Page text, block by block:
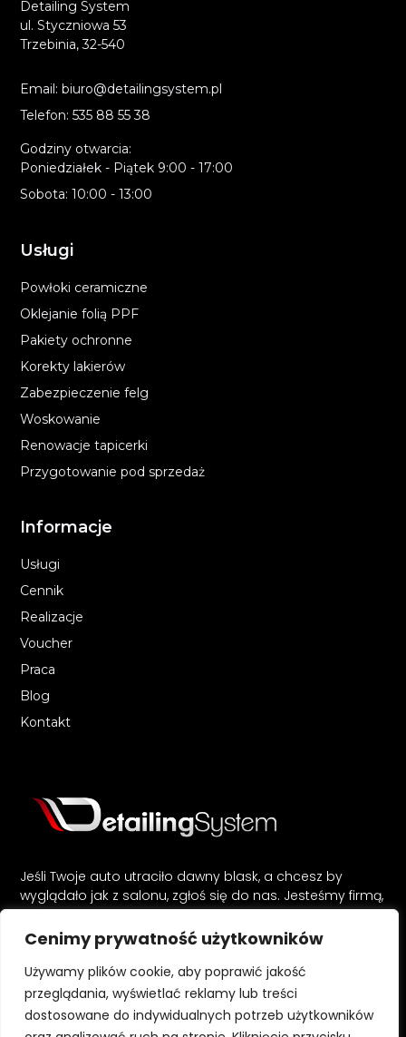
Cenimy prywatność użytkowników
Używamy plików cookie, aby poprawić jakość
przeglądania, wyświetlać reklamy lub treści
dostosowane do indywidualnych potrzeb użytkowników
Jeśli Twoje auto utraciło dawny blask, a chcesz by
wyglądało jak z salonu, zgłoś się do nas. Jesteśmy firmą,
która doprowadzi każde auto do nienagannego stanu,
zarówno od strony wnętrza jak i lakieru. Kompleksowa
kosmetyka auta w naszym wydaniu sprawi, że Twój
pojazd będzie lśnił jak nowy.
Informacje
Usługi
Cennik
Realizacje
Voucher
Praca
Blog
Kontakt
Usługi
Powłoki ceramiczne
Oklejanie folią PPF
Pakiety ochronne
Korekty lakierów
Zabezpieczenie felg
Woskowanie
Renowacje tapicerki
Przygotowanie pod sprzedaż
Detailing System
ul. Styczniowa 53
Trzebinia, 32-540
Email: biuro@detailingsystem.pl
Telefon: 535 88 55 38
Godziny otwarcia:
Poniedziałek - Piątek 9:00 - 17:00
Sobota: 10:00 - 13:00